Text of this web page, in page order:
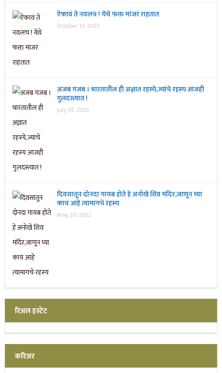
ऐकावं ते नवलच ! येथे फक्त मांजरं राहतात
October 10, 2022
अजब गजब । भारतातील ही अज्ञात रहस्ये,ज्यांचे रहस्य आजही
गुलदस्त्यात !
July 05, 2022
दिवसातून दोनदा गायब होते हे अनोखे शिव मंदिर,जाणून घ्या
काय आहे त्यामागचे रहस्य
May 20, 2022
रिअल इस्टेट
करिअर